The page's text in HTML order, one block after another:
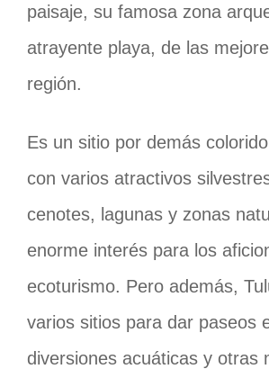
paisaje, su famosa zona
atrayente playa, de las
región.
Es un sitio por demás
con varios atractivos
cenotes, lagunas y zonas
enorme interés para los
ecoturismo. Pero además,
varios sitios para dar paseos
diversiones acuáticas y otras